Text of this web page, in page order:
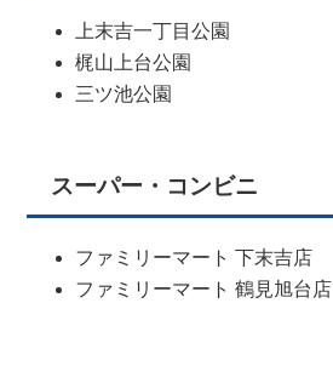
上末吉一丁目公園
梶山上台公園
三ツ池公園
スーパー・コンビニ
ファミリーマート 下末吉店
ファミリーマート 鶴見旭台店